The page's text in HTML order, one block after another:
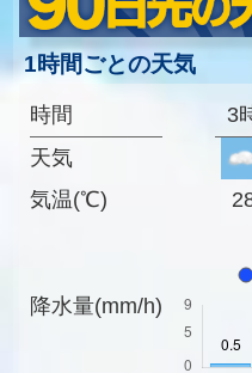
1時間ごとの天気
時間
天気
気温(℃)
降水量(mm/h)
3